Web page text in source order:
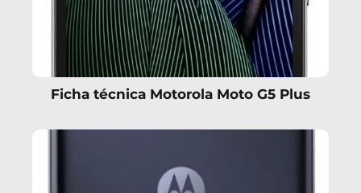
Ficha técnica Motorola Moto G5 Plus